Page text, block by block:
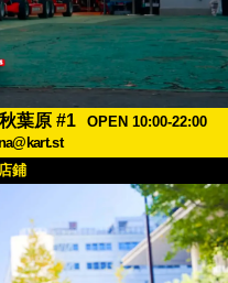
葉原 #1
OPEN 10:00-22:00
鋪
價格